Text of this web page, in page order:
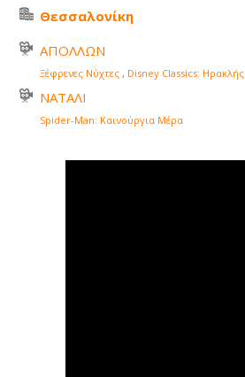
Θεσσαλονίκη
ΑΠΟΛΛΩΝ
Ξέφρενες Νύχτες , Disney Classics: Ηρακλής
ΝΑΤΑΛΙ
Spider-Man: Καινούργια Μέρα